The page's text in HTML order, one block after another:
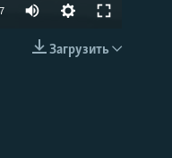
EMBED
Загрузить